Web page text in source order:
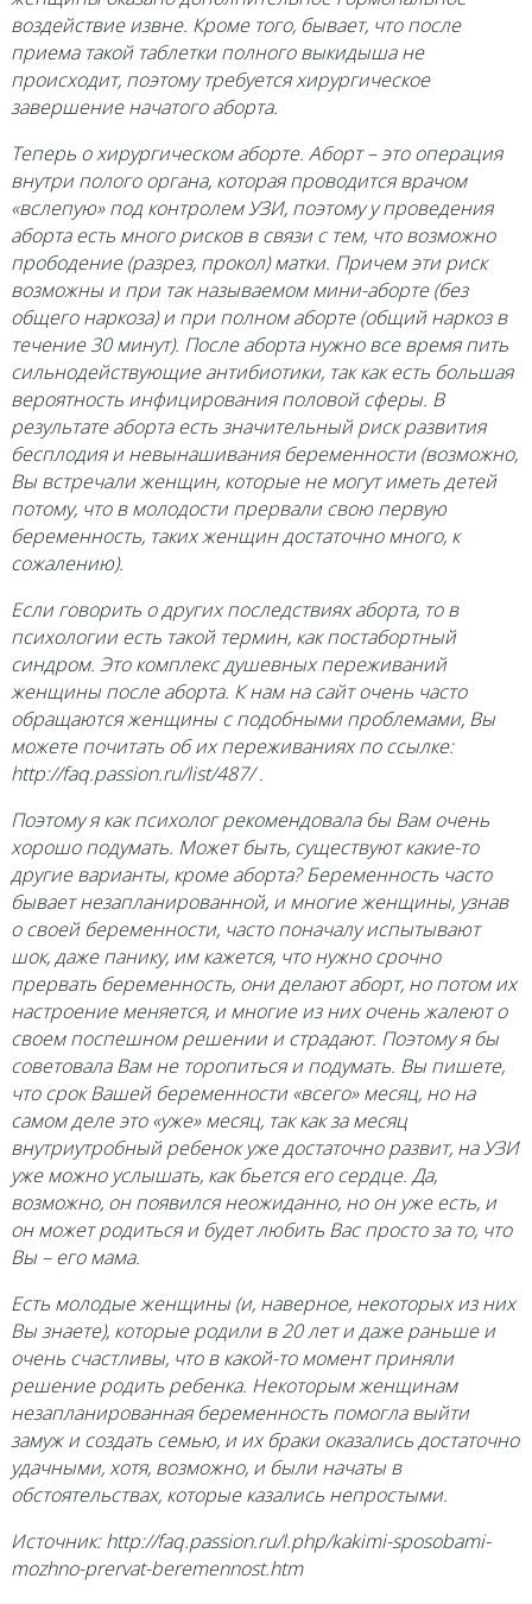
воздействие извне. Кроме того, бывает, что после
приема такой таблетки полного выкидыша не
происходит, поэтому требуется хирургическое
завершение начатого аборта.
Теперь о хирургическом аборте. Аборт – это операция
внутри полого органа, которая проводится врачом
«вслепую» под контролем УЗИ, поэтому у проведения
аборта есть много рисков в связи с тем, что возможно
прободение (разрез, прокол) матки. Причем эти риск
возможны и при так называемом мини-аборте (без
общего наркоза) и при полном аборте (общий наркоз в
течение 30 минут). После аборта нужно все время пить
сильнодействующие антибиотики, так как есть большая
вероятность инфицирования половой сферы. В
результате аборта есть значительный риск развития
бесплодия и невынашивания беременности (возможно,
Вы встречали женщин, которые не могут иметь детей
потому, что в молодости прервали свою первую
беременность, таких женщин достаточно много, к
сожалению).
Если говорить о других последствиях аборта, то в
психологии есть такой термин, как постабортный
синдром. Это комплекс душевных переживаний
женщины после аборта. К нам на сайт очень часто
обращаются женщины с подобными проблемами, Вы
можете почитать об их переживаниях по ссылке:
http://faq.passion.ru/list/487/ .
Поэтому я как психолог рекомендовала бы Вам очень
хорошо подумать. Может быть, существуют какие-то
другие варианты, кроме аборта? Беременность часто
бывает незапланированной, и многие женщины, узнав
о своей беременности, часто поначалу испытывают
шок, даже панику, им кажется, что нужно срочно
прервать беременность, они делают аборт, но потом их
настроение меняется, и многие из них очень жалеют о
своем поспешном решении и страдают. Поэтому я бы
советовала Вам не торопиться и подумать. Вы пишете,
что срок Вашей беременности «всего» месяц, но на
самом деле это «уже» месяц, так как за месяц
внутриутробный ребенок уже достаточно развит, на УЗИ
уже можно услышать, как бьется его сердце. Да,
возможно, он появился неожиданно, но он уже есть, и
он может родиться и будет любить Вас просто за то, что
Вы – его мама.
Есть молодые женщины (и, наверное, некоторых из них
Вы знаете), которые родили в 20 лет и даже раньше и
очень счастливы, что в какой-то момент приняли
решение родить ребенка. Некоторым женщинам
незапланированная беременность помогла выйти
замуж и создать семью, и их браки оказались достаточно
удачными, хотя, возможно, и были начаты в
обстоятельствах, которые казались непростыми.
Источник: http://faq.passion.ru/l.php/kakimi-sposobami-
mozhno-prervat-beremennost.htm